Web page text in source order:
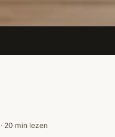
20 min lezen